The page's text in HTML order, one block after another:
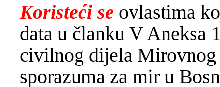
Koristeći se ovlastima
data u članku V Aneksa
civilnog dijela Mirovnog
sporazuma za mir u